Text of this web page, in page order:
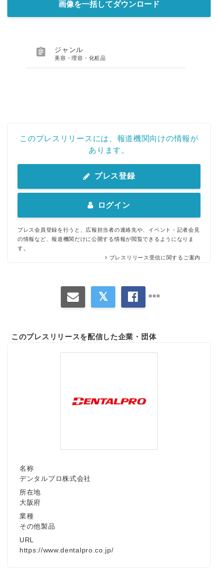
画像を一括してダウンロード
 ジャンル
美容・理容・化粧品
このプレスリリースには、報道機関向けの情報が
あります。
プレス登録
ログイン
プレス会員登録を行うと、広報担当者の連絡先や、イベント・記者会見
の情報など、報道機関だけに公開する情報が閲覧できるようになりま
す。
プレスリリース受信に関するご案内
このプレスリリースを配信した企業・団体
名称
デンタルプロ株式会社
所在地
大阪府
業種
その他製品
URL
https://www.dentalpro.co.jp/